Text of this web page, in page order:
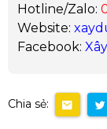
Hotline/Zalo:
Website:
Facebook:
Chia sẻ: